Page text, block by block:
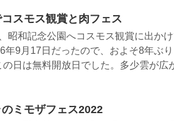
スモス観賞と肉フェス
昭和記念公園へコスモス観賞に出か
年9月17日だったので、およそ8年ぶ
日は無料開放日でした。多少雲が広
ミモザフェス2022